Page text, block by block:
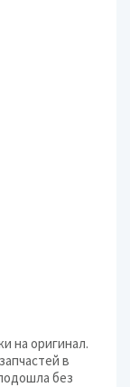
на оригинал.
в
без